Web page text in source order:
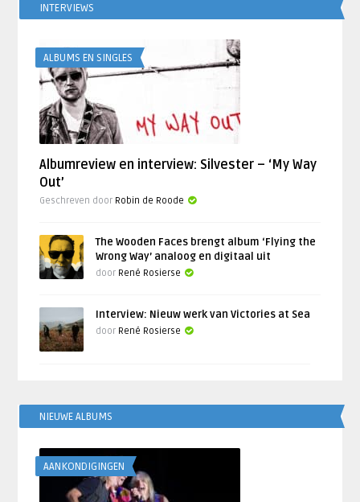
INTERVIEWS
ALBUMS EN SINGLES
Albumreview en interview: Silvester – ‘My Way
Out’
Geschreven door Robin de Roode
The Wooden Faces brengt album ‘Flying the
Wrong Way’ analoog en digitaal uit
door René Rosierse
Interview: Nieuw werk van Victories at Sea
door René Rosierse
NIEUWE ALBUMS
AANKONDIGINGEN